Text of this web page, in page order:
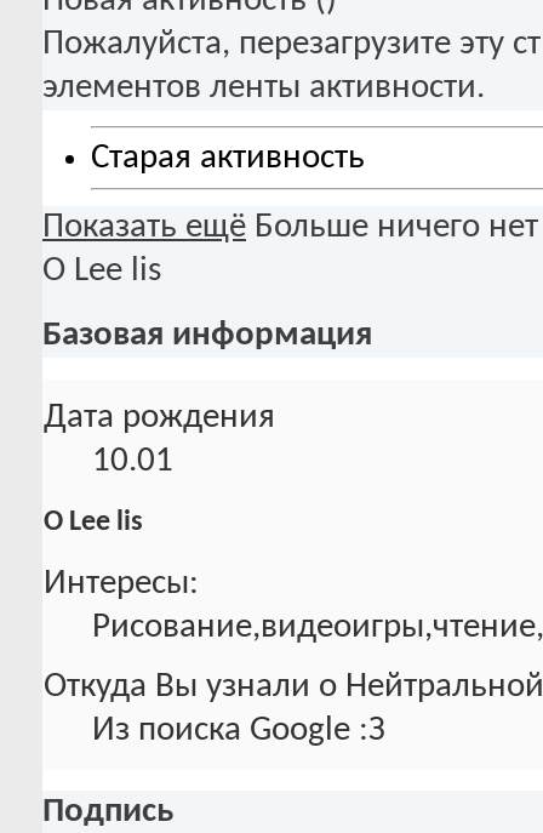
Пожалуйста, перезагрузите эту
элементов ленты активности.
Старая активность
Показать ещё Больше ничего нет
О Lee lis
Базовая информация
Дата рождения
10.01
О Lee lis
Интересы:
Откуда Вы узнали о
Из поиска Google :З
Подпись